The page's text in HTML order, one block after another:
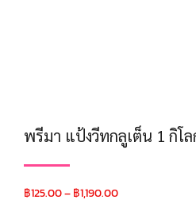
พรีมา แป้งวีทกลูเต็น 1 กิโ
฿125.00–฿1,190.00